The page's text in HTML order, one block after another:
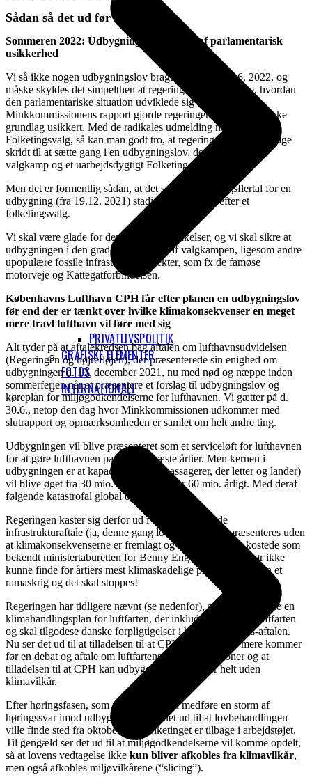
PRIVATLIVSPOLITIK
GRAFISKE ELEMENTER
FOTOS
INTERNATIONALT
Sådan så det ud før 2023
Sommeren 2022: Udbygningsloven ramt af parlamentarisk
usikkerhed
Vi så ikke nogen udbygningslov bragt i høring d. 30.6. 2022, og
måske skyldes det simpelthen at regeringen lige skulle se, hvordan
den parlamentariske situation udviklede sig efter
Minkkommissionens rapport gjorde regeringens parlamentariske
grundlag usikkert. Med de radikales udmelding med krav om
Folketingsvalg, så kan man godt tro, at regeringen næppe vil tage
skridt til at sætte gang i en udbygningslov, der ryger ind i en
valgkamp og et uarbejdsdygtigt Folketing.
Men det er formentlig sådan, at det samme folketingsflertal for en
udbygning (fra 19.12. 2021) stadig stadig findes efter et
folketingsvalg.
Vi skal være glade for denne slags forsinkelser, og vi skal sikre at
udbygningen i den grad bliver en del af valgkampen, ligesom andre
upopulære fossile infrastrukturprojekter, som fx de famøse
motorveje og Kattegatforbindelsen.
Københavns Lufthavn CPH får efter planen en udbygningslov
før end der er tænkt over hvilke klimakonsekvenser en meget
mere travl lufthavn vil føre med sig
Alt tyder på at aftalekredsen bag aftalen om lufthavnsudvidelsen
(Regeringen og højrefløjen), der præsenterede sin enighed om
udbygningen d. 19. december 2021, nu med nød og næppe inden
sommerferien når at præsentere et forslag til udbygningslov og
køreplan for miljøgodkendelserne for lufthavnen. Vi gætter på d.
30.6., netop den dag hvor Minkkommissionen udkommer med
slutrapport og opmærksomheden er samlet om helt andre ting.
Udbygningen vil blive præsenteret som et serviceløft for lufthavnen
for at gøre lufthavnen parat til de næste årtier. Men kernen i
udbygningen er at kapaciteten (dvs. passagerer, der letter og lander)
vil blive øget fra 30 mio. årligt til 50 eller 60 mio. årligt. Med deraf
følgende katastrofal global opvarmning.
Regeringen kaster sig derfor ud i en ny omfattende
infrastrukturaftale (ja, denne gang lovgivning), der præsenteres uden
at klimakonsekvenserne er fremlagt og analyseret. Det kostede som
bekendt ministertaburetten for Benny Engelbrecht. Det bør ikke
kunne finde for årtiers mest klimaskadelige projekt sted uden et
ramaskrig og det skal stoppes!
Regeringen har tidligere nævnt (se nedenfor), at der vil komme en
klimahandlingsplan for luftfarten, der inkluderer udenrigsluftfarten
og skal tilgodese danske forpligtigelser i henhold til Paris-aftalen.
Nu ser det ud til at tilladelsen til at CPH kan forurene mere kommer
før en debat og aftale om luftfartens CO2e-reduktioner og at
tilladelsen til at CPH kan udbygge altså kommer helt uden
klimavilkår.
Efter høringsfasen, som forhåbentlig vil medføre en storm af
høringssvar imod udbygningen, ser det ud til at lovbehandlingen
ville finde sted fra oktober, når Folketinget er tilbage i arbejdstøjet.
Til gengæld ser det ud til at miljøgodkendelserne vil komme opdelt,
så at lovens vedtagelse ikke kun bliver afkobles fra klimavilkår,
men også afkobles miljøvilkårene (“slicing”).